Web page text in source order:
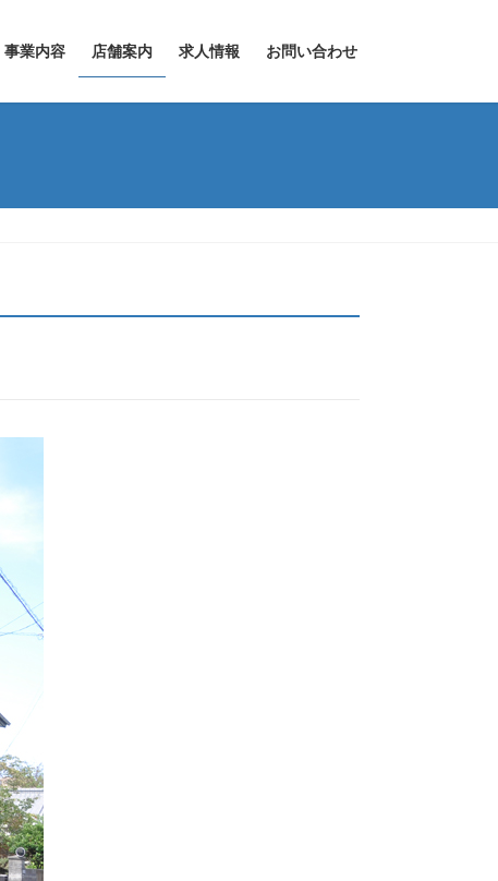
事業内容 店舗案内 求人情報 お問い合わせ